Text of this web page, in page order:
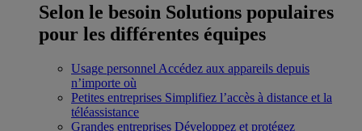
Selon le besoin Solutions populaires
pour les différentes équipes
Usage personnel Accédez aux appareils depuis
n’importe où
Petites entreprises Simplifiez l’accès à distance et la
téléassistance
Grandes entreprises Développez et protégez